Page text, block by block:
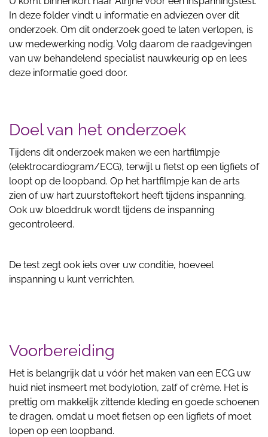
In deze folder vindt u informatie en adviezen over dit
onderzoek. Om dit onderzoek goed te laten verlopen, is
uw medewerking nodig. Volg daarom de raadgevingen
van uw behandelend specialist nauwkeurig op en lees
deze informatie goed door.
Doel van het onderzoek
Tijdens dit onderzoek maken we een hartfilmpje
(elektrocardiogram/ECG), terwijl u fietst op een ligfiets of
loopt op de loopband. Op het hartfilmpje kan de arts
zien of uw hart zuurstoftekort heeft tijdens inspanning.
Ook uw bloeddruk wordt tijdens de inspanning
gecontroleerd.
De test zegt ook iets over uw conditie, hoeveel
inspanning u kunt verrichten.
Voorbereiding
Het is belangrijk dat u vóór het maken van een ECG uw
huid niet insmeert met bodylotion, zalf of crème. Het is
prettig om makkelijk zittende kleding en goede schoenen
te dragen, omdat u moet fietsen op een ligfiets of moet
lopen op een loopband.